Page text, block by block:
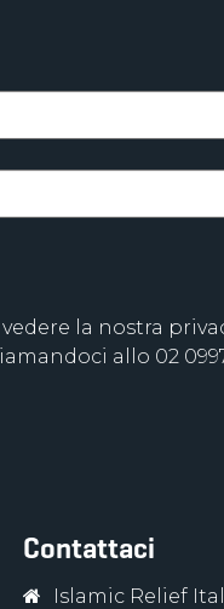
la nostra
allo 02
Contattaci
Islamic Relief